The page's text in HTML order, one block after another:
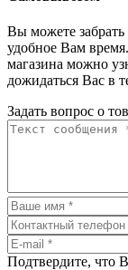
Вы можете забрать
удобное Вам
магазина можно
дожидаться Вас в
Задать вопрос о
Подтвердите, что